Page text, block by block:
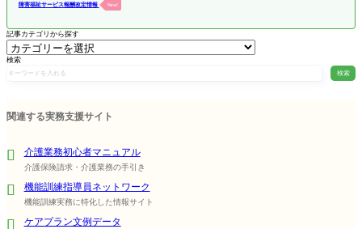
障害福祉サービス報酬改定情報 New!
記事カテゴリから探す
検索
検索
関連する実務支援サイト
介護業務初心者マニュアル
介護保険請求・介護業務の手引き
機能訓練指導員ネットワーク
機能訓練実務に特化した情報サイト
ケアプラン文例データ